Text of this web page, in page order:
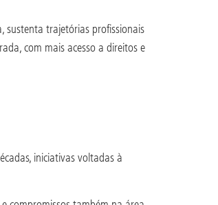
sustenta trajetórias profissionais
com mais acesso a direitos e
iniciativas voltadas à